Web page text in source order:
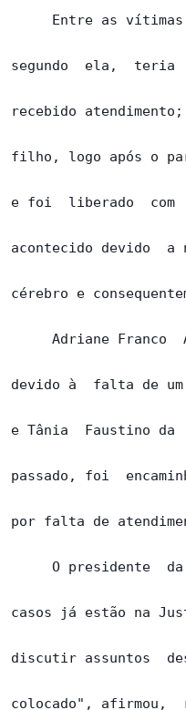
Entre as
segundo  ela,  teria
recebido
filho, logo após o
e foi  liberado
acontecido devido
cérebro e
Adriane Franco
devido à  falta de
e Tânia  Faustino
passado, foi
por falta de
O presidente
casos já estão na
discutir assuntos
colocado", afirmou,